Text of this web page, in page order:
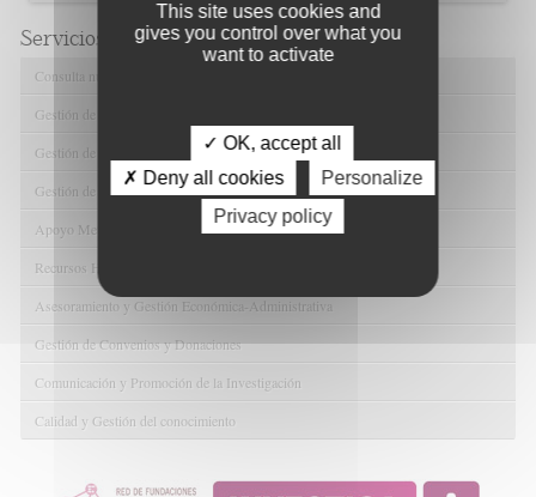
Servicios de FIBAO
Consulta nuestras Ofertas Tecnológicas
Gestión de Ensayos Clínicos y Estudios Observacionales
Gestión de la Innovación y la Transferencia Tecnológica
Gestión de Ayudas y Oportunidad de Financiación
Apoyo Metodológico y/o Estadístico
Recursos Humanos
Asesoramiento y Gestión Económica-Administrativa
Gestión de Convenios y Donaciones
Comunicación y Promoción de la Investigación
Calidad y Gestión del conocimiento
This site uses cookies and
gives you control over what you
want to activate
✓ OK, accept all
✗ Deny all cookies
Personalize
Privacy policy